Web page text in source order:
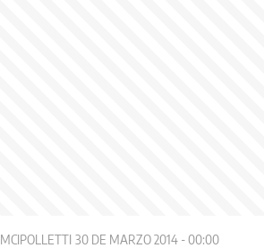
30 DE MARZO 2014 - 00:00